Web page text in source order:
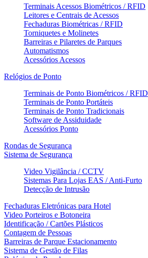
Terminais Acessos Biométricos / RFID
Leitores e Centrais de Acessos
Fechaduras Biométricas / RFID
Torniquetes e Molinetes
Barreiras e Pilaretes de Parques
Automatismos
Acessórios Acessos
Relógios de Ponto
Terminais de Ponto Biométricos / RFID
Terminais de Ponto Portáteis
Terminais de Ponto Tradicionais
Software de Assiduidade
Acessórios Ponto
Rondas de Segurança
Sistema de Segurança
Video Vigilância / CCTV
Sistemas Para Lojas EAS / Anti-Furto
Detecção de Intrusão
Fechaduras Eletrónicas para Hotel
Video Porteiros e Botoneira
Identificação / Cartões Plásticos
Contagem de Pessoas
Barreiras de Parque Estacionamento
Sistema de Gestão de Filas